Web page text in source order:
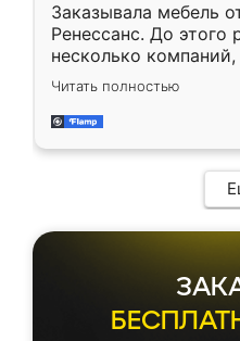
Заказывала мебель
Ренессанс. До этого
несколько
эту. Сначала
приехал замерщик,
и снял размеры.
мебель сразу встала
каких-либо
довольна, все
Читать полностью